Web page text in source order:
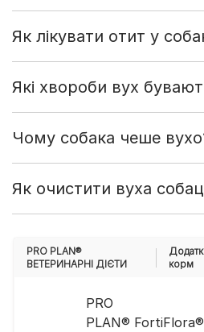
Як лікувати отит у
Які хвороби вух
Чому собака чеше
Як очистити вуха
PRO PLAN®
ВЕТЕРИНАРНІ ДІЄТИ
корм
PRO
PLAN®